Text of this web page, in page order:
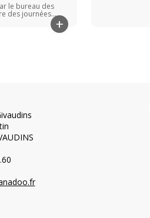
le bureau des
des journées...
+